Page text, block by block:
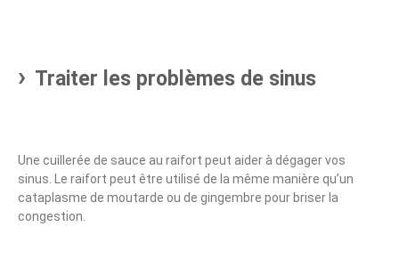
Traiter les problèmes de sinus
Une cuillerée de sauce au raifort peut aider à dégager vos
sinus. Le raifort peut être utilisé de la même manière qu’un
cataplasme de moutarde ou de gingembre pour briser la
congestion.